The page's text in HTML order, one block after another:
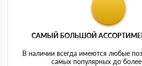
САМЫЙ БОЛЬШОЙ
В наличии всегда имеются любые
самых популярных до